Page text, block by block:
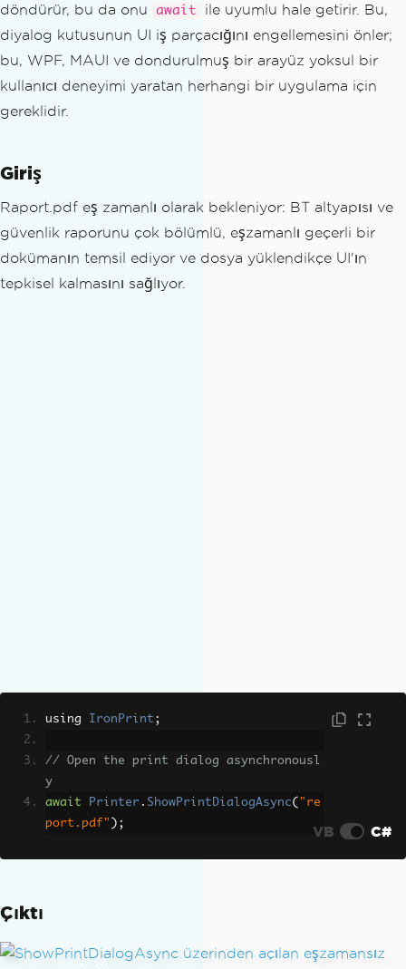
döndürür, bu da onu await
ile uyumlu hale getirir. Bu,
diyalog kutusunun UI iş parçacığını engellemesini önler;
bu, WPF, MAUI ve dondurulmuş bir arayüz yoksul bir
kullanıcı deneyimi yaratan herhangi bir uygulama için
gereklidir.
Giriş
Raport.pdf eş zamanlı olarak bekleniyor: BT altyapısı ve
güvenlik raporunu çok bölümlü, eşzamanlı geçerli bir
dokümanın temsil ediyor ve dosya yüklendikçe UI'ın
tepkisel kalmasını sağlıyor.
using IronPrint ;
// Open the print dialog asynchronousl
y
await
Printer . ShowPrintDialogAsync( "re
port.pdf" ); VB C#
Çıktı